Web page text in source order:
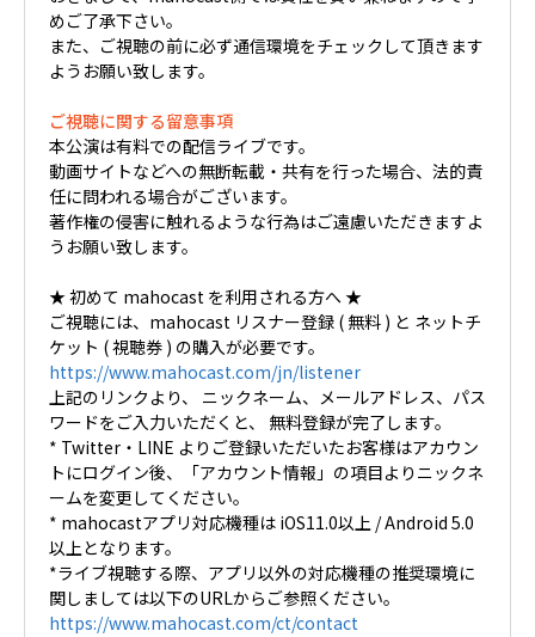
めご了承下さい。
また、ご視聴の前に必ず通信環境をチェックして頂きます
ようお願い致します。
ご視聴に関する留意事項
本公演は有料での配信ライブです。
動画サイトなどへの無断転載・共有を行った場合、法的責
任に問われる場合がございます。
著作権の侵害に触れるような行為はご遠慮いただきますよ
うお願い致します。
★ 初めて mahocast を利用される方へ ★
ご視聴には、mahocast リスナー登録 ( 無料 ) と ネットチ
ケット ( 視聴券 ) の購入が必要です。
https://www.mahocast.com/jn/listener
上記のリンクより、 ニックネーム、メールアドレス、パス
ワードをご入力いただくと、 無料登録が完了します。
* Twitter・LINE よりご登録いただいたお客様はアカウン
トにログイン後、「アカウント情報」の項目よりニックネ
ームを変更してください。
* mahocastアプリ対応機種は iOS11.0以上 / Android 5.0
以上となります。
*ライブ視聴する際、アプリ以外の対応機種の推奨環境に
関しましては以下のURLからご参照ください。
https://www.mahocast.com/ct/contact